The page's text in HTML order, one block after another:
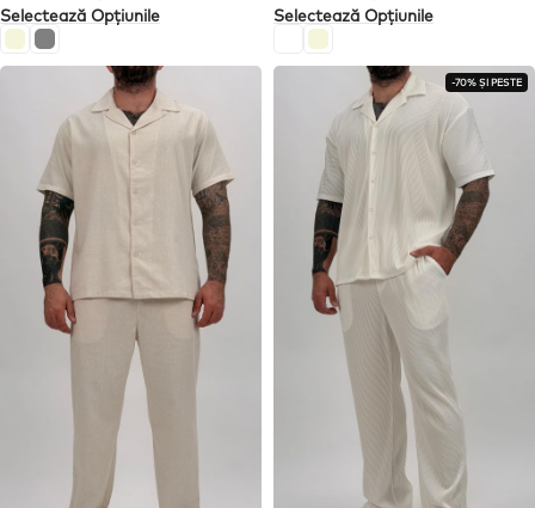
Selectează Opțiunile Selectează Opțiunile
-70% ȘI PESTE